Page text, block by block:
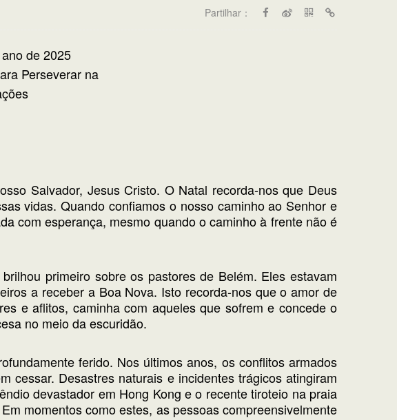
Partilhar：
de 2025
Perseverar na
Salvador, Jesus Cristo. O Natal recorda-nos que Deus
vidas. Quando confiamos o nosso caminho ao Senhor e
com esperança, mesmo quando o caminho à frente não é
primeiro sobre os pastores de Belém. Eles estavam
a receber a Boa Nova. Isto recorda-nos que o amor de
e aflitos, caminha com aqueles que sofrem e concede o
no meio da escuridão.
ferido. Nos últimos anos, os conflitos armados
cessar. Desastres naturais e incidentes trágicos atingiram
devastador em Hong Kong e o recente tiroteio na praia
momentos como estes, as pessoas compreensivelmente